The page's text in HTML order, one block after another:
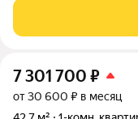
кирпичном доме в
ходьбы от остановки
7 301 700 ₽
от 30 600 ₽ в месяц